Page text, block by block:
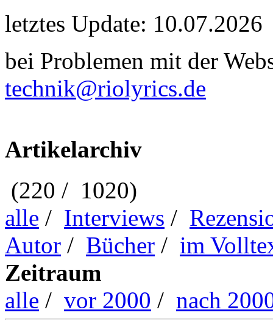
letztes Update: 10.07.2026
bei Problemen mit der
technik@riolyrics.de
Artikelarchiv
(220 / 1020)
alle / Interviews /
Autor / Bücher / im
Zeitraum
alle / vor 2000 / nach